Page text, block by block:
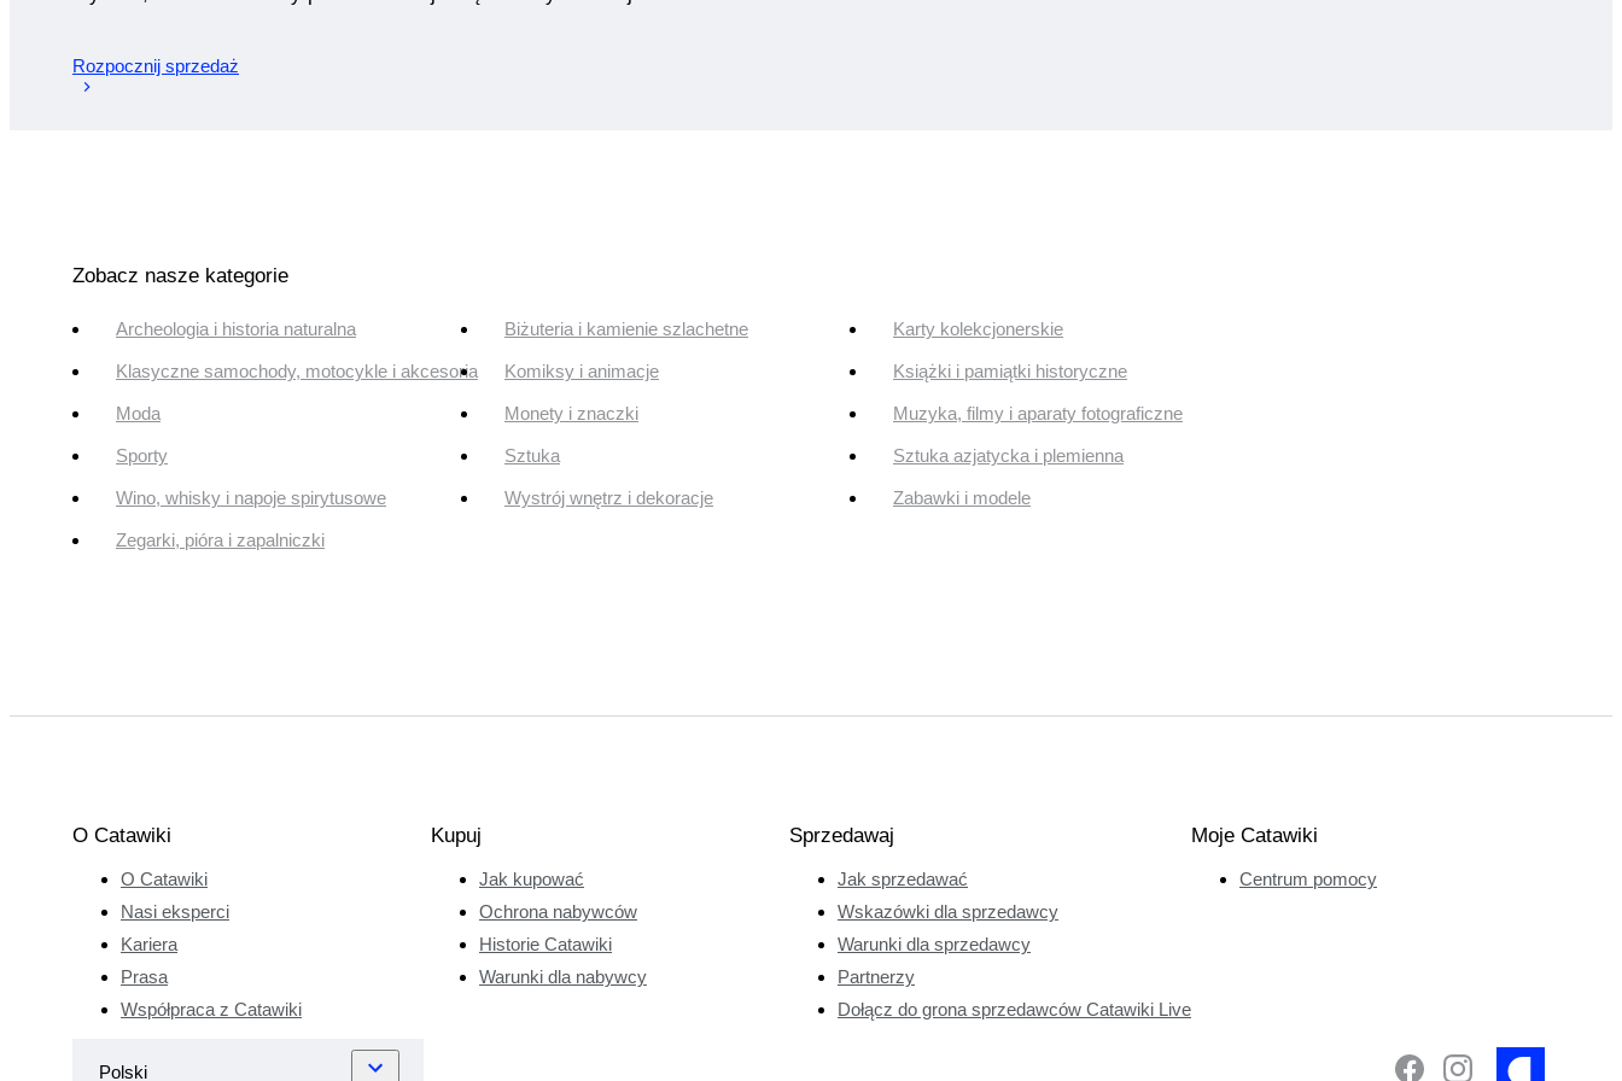
Rozpocznij sprzedaż
Zobacz nasze kategorie
Archeologia i historia naturalna Biżuteria i kamienie szlachetne Karty kolekcjonerskie
Klasyczne samochody, motocykle i akcesoria Komiksy i animacje Książki i pamiątki historyczne
Moda Monety i znaczki Muzyka, filmy i aparaty fotograficzne
Sporty Sztuka Sztuka azjatycka i plemienna
Wino, whisky i napoje spirytusowe Wystrój wnętrz i dekoracje Zabawki i modele
Zegarki, pióra i zapalniczki
O Catawiki
O Catawiki
Nasi eksperci
Kariera
Prasa
Współpraca z Catawiki
Kupuj
Jak kupować
Ochrona nabywców
Historie Catawiki
Warunki dla nabywcy
Sprzedawaj
Jak sprzedawać
Wskazówki dla sprzedawcy
Warunki dla sprzedawcy
Partnerzy
Dołącz do grona sprzedawców Catawiki Live
Moje Catawiki
Centrum pomocy